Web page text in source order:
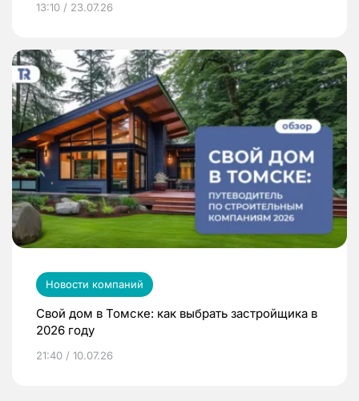
13:10 / 23.07.26
Новости компаний
Свой дом в Томске: как выбрать застройщика в
2026 году
21:40 / 10.07.26